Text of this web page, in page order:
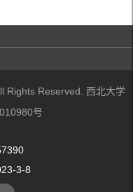
Rights Reserved. 西北大学
号
-3-8